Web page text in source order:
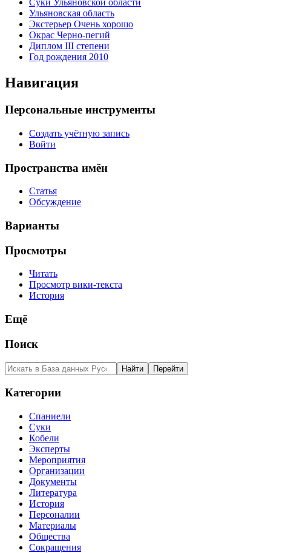
Суки Ульяновской области
Ульяновская область
Экстерьер Очень хорошо
Окрас Черно-пегий
Диплом III степени
Год рождения 2010
Навигация
Персональные инструменты
Создать учётную запись
Войти
Пространства имён
Статья
Обсуждение
Варианты
Просмотры
Читать
Просмотр вики-текста
История
Ещё
Поиск
Категории
Спаниели
Суки
Кобели
Эксперты
Мероприятия
Организации
Документы
Литература
История
Персоналии
Материалы
Общества
Сокращения